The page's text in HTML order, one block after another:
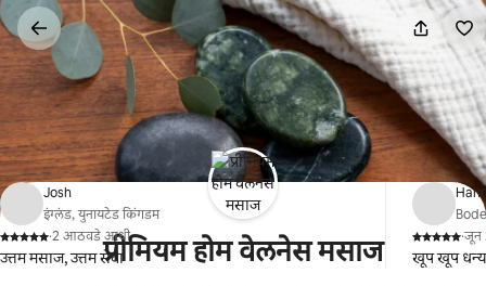
कंटेंटवर
जा
प्रीमियम होम वेलनेस मसाज
Josh
इंग्लंड, युनायटेड किंगडम
,
·2 आठवडे आधी
उत्तम मसाज, उत्तम सेवा
,
·जून
खूप खूप